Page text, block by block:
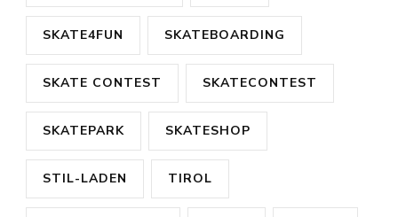
SKATE4FUN SKATEBOARDING
SKATE CONTEST SKATECONTEST
SKATEPARK SKATESHOP
STIL-LADEN TIROL